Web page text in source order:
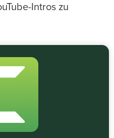
Intros zu